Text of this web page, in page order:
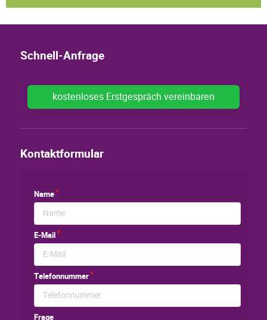
Schnell-Anfrage
kostenloses Erstgespräch vereinbaren
Kontaktformular